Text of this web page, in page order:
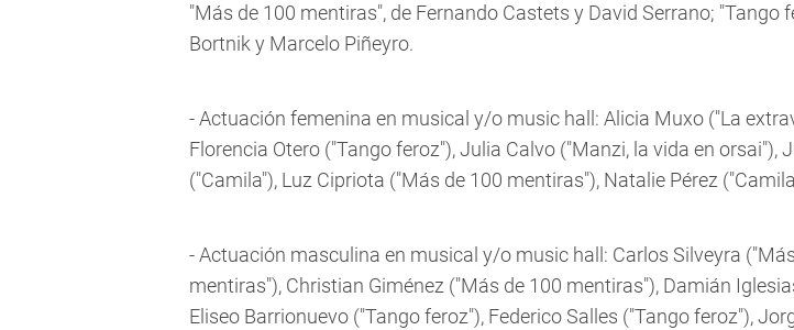
"Más de 100 mentiras", de Fernando Castets y David Serrano; "Tango
Bortnik y Marcelo Piñeyro.
- Actuación femenina en musical y/o music hall: Alicia Muxo ("La
Florencia Otero ("Tango feroz"), Julia Calvo ("Manzi, la vida en orsai"),
("Camila"), Luz Cipriota ("Más de 100 mentiras"), Natalie Pérez
- Actuación masculina en musical y/o music hall: Carlos Silveyra
mentiras"), Christian Giménez ("Más de 100 mentiras"), Damián
Eliseo Barrionuevo ("Tango feroz"), Federico Salles ("Tango feroz"),